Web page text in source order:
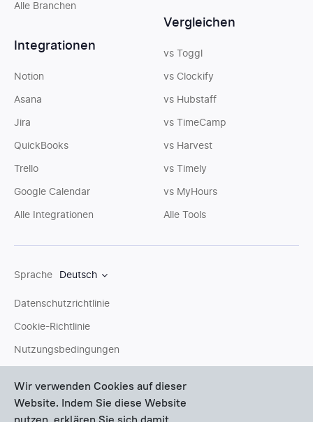
Alle Branchen
Integrationen
Notion
Asana
Jira
QuickBooks
Trello
Google Calendar
Alle Integrationen
Vergleichen
vs Toggl
vs Clockify
vs Hubstaff
vs TimeCamp
vs Harvest
vs Timely
vs MyHours
Alle Tools
Sprache Deutsch
Datenschutzrichtlinie
Cookie-Richtlinie
Nutzungsbedingungen
Wir verwenden Cookies auf dieser
Website. Indem Sie diese Website
nutzen, erklären Sie sich damit